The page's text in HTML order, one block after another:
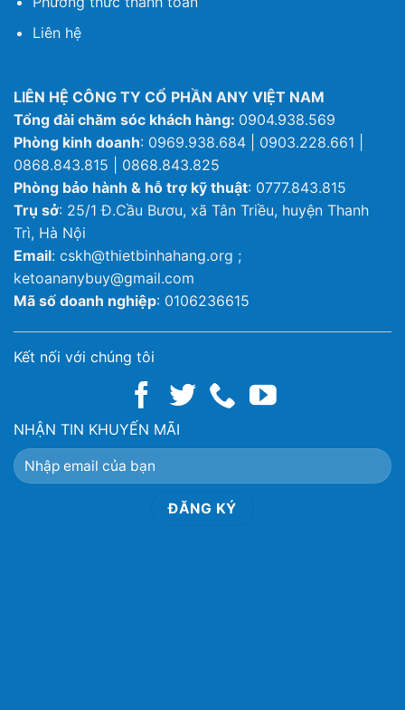
Liên hệ
LIÊN HỆ CÔNG TY CỔ PHẦN ANY VIỆT NAM
Tổng đài chăm sóc khách hàng: 0904.938.569
Phòng kinh doanh: 0969.938.684 | 0903.228.661 |
0868.843.815 | 0868.843.825
Phòng bảo hành & hỗ trợ kỹ thuật: 0777.843.815
Trụ sở: 25/1 Đ.Cầu Bươu, xã Tân Triều, huyện Thanh
Trì, Hà Nội
Email: cskh@thietbinhahang.org ;
ketoananybuy@gmail.com
Mã số doanh nghiệp: 0106236615
Kết nối với chúng tôi
NHẬN TIN KHUYẾN MÃI